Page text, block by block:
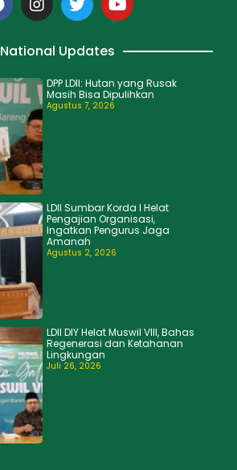
National Updates
DPP LDII: Hutan yang Rusak
Masih Bisa Dipulihkan
Agustus 7, 2026
LDII Sumbar Korda I Helat
Pengajian Organisasi,
Ingatkan Pengurus Jaga
Amanah
Agustus 2, 2026
LDII DIY Helat Muswil VIII, Bahas
Regenerasi dan Ketahanan
Lingkungan
Juli 26, 2026